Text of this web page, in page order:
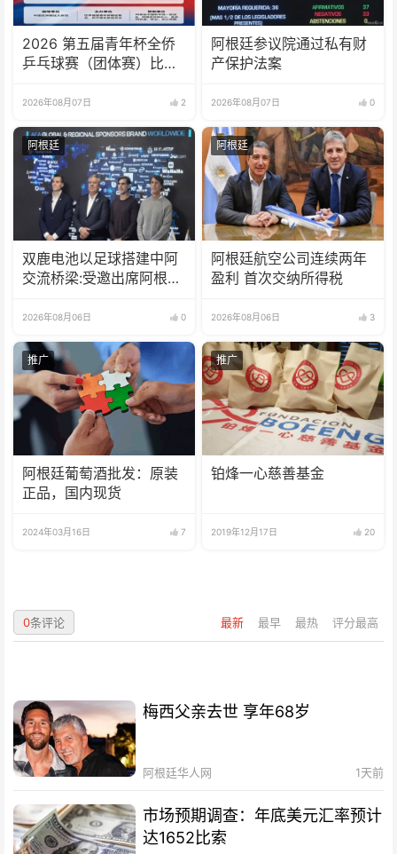
2026 第五届青年杯全侨
乒乓球赛（团体赛）比赛
2026年08月07日 2
阿根廷参议院通过私有财
产保护法案
2026年08月07日 0
阿根廷
双鹿电池以足球搭建中阿
交流桥梁:受邀出席阿根廷
2026年08月06日 0
阿根廷
阿根廷航空公司连续两年
盈利 首次交纳所得税
2026年08月06日 3
推广
阿根廷葡萄酒批发：原装
正品，国内现货
2024年03月16日 7
推广
铂烽一心慈善基金
2019年12月17日 20
最新 最早 最热 评分最高
0条评论
梅西父亲去世 享年68岁
阿根廷华人网 1天前
市场预期调查：年底美元汇率预计
达1652比索